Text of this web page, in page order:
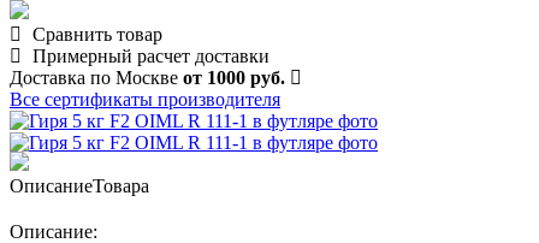
Сравнить товар
Примерный расчет доставки
Доставка по Москве от 1000 руб.
Все сертификаты производителя
ОписаниеТовара
Описание: